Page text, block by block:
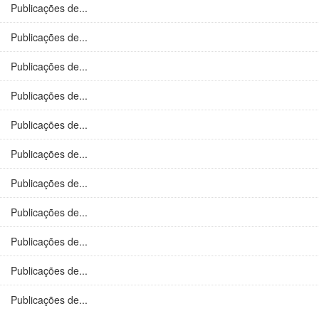
Publicações de...
Publicações de...
Publicações de...
Publicações de...
Publicações de...
Publicações de...
Publicações de...
Publicações de...
Publicações de...
Publicações de...
Publicações de...